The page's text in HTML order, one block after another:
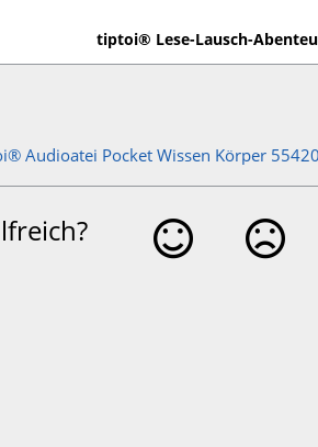
tiptoi® Lese-Lausch-
Audioatei Pocket Wissen Körper 55420